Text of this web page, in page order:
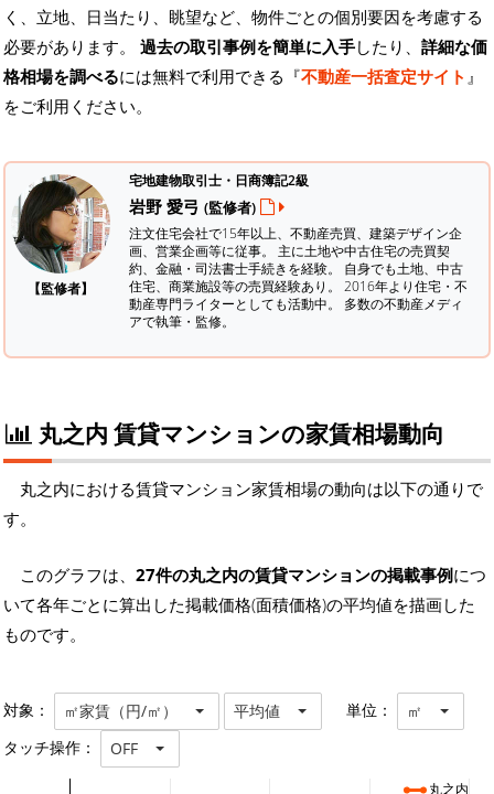
く、立地、日当たり、眺望など、物件ごとの個別要因を考慮する
必要があります。 過去の取引事例を簡単に入手したり、 詳細な価
格相場を調べるには無料で利用できる『不動産一括査定サイト 』
をご利用ください。
【監修者】
宅地建物取引士・日商簿記2級
岩野 愛弓 (監修者)
注文住宅会社で15年以上、不動産売買、建築デザイン企
画、営業企画等に従事。 主に土地や中古住宅の売買契
約、金融・司法書士手続きを経験。 自身でも土地、中古
住宅、商業施設等の売買経験あり。 2016年より住宅・不
動産専門ライターとしても活動中。 多数の不動産メディ
アで執筆・監修。
丸之内 賃貸マンションの家賃相場動向
丸之内における賃貸マンション家賃相場の動向は以下の通りで
す。
このグラフは、 27件の丸之内の賃貸マンションの掲載事例につ
いて各年ごとに算出した掲載価格(面積価格)の平均値を描画した
ものです。
対象： ㎡家賃（円/㎡） 平均値 単位： ㎡
タッチ操作： OFF
丸之内